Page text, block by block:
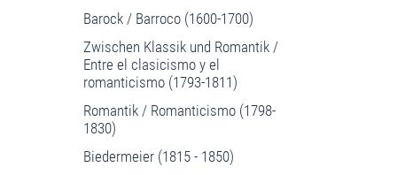
Barock / Barroco (1600-1700)
Zwischen Klassik und Romantik /
Entre el clasicismo y el
romanticismo (1793-1811)
Romantik / Romanticismo (1798-
1830)
Biedermeier (1815 - 1850)